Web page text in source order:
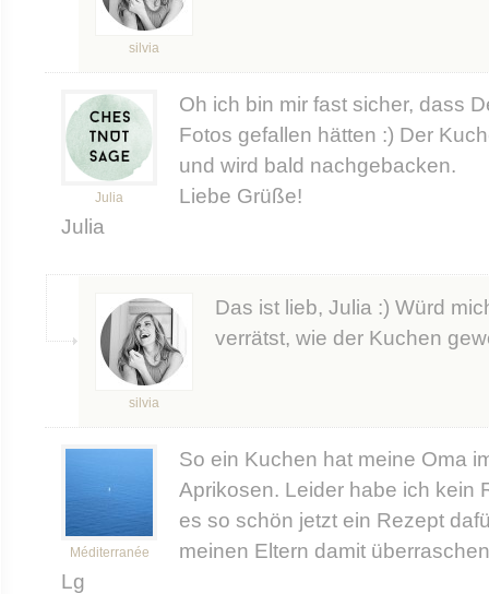
silvia
Julia
Oh ich bin mir fast sicher, dass
Fotos gefallen hätten :) Der
und wird bald nachgebacken.
Liebe Grüße!
Julia
silvia
Das ist lieb, Julia :) Würd
verrätst, wie der Kuchen
Méditerranée
So ein Kuchen hat meine Oma
Aprikosen. Leider habe ich kein
es so schön jetzt ein Rezept
meinen Eltern damit
Lg